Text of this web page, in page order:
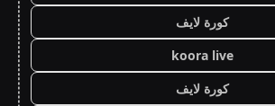
كورة لايف
koora live
كورة لايف